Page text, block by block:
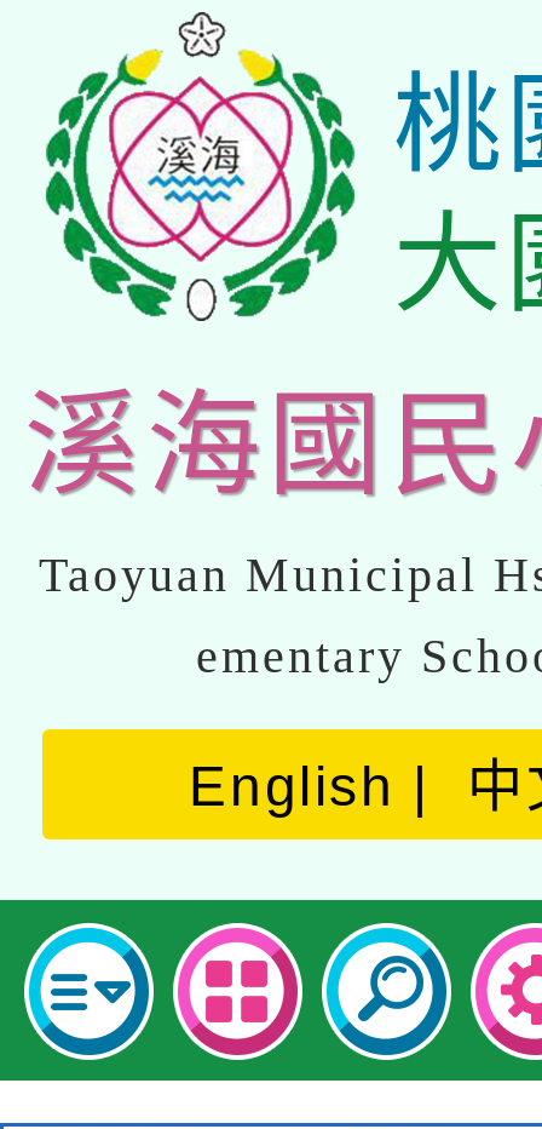
桃
大
溪海國民
Taoyuan Municipal
ementary
English 中